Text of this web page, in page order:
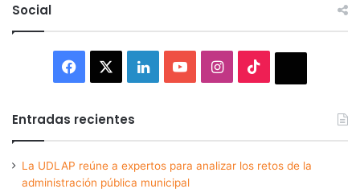
Social
Facebook LinkedInYouTubeInstagram
Entradas recientes
La UDLAP reúne a expertos para analizar los retos de la
administración pública municipal